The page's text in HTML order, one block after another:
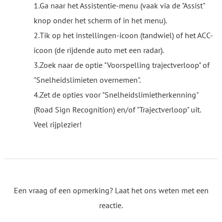
1.Ga naar het Assistentie-menu (vaak via de "Assist"
knop onder het scherm of in het menu).
2.Tik op het instellingen-icoon (tandwiel) of het ACC-
icoon (de rijdende auto met een radar).
3.Zoek naar de optie "Voorspelling trajectverloop" of
"Snelheidslimieten overnemen".
4.Zet de opties voor "Snelheidslimietherkenning"
(Road Sign Recognition) en/of "Trajectverloop" uit.
Veel rijplezier!
Een vraag of een opmerking? Laat het ons weten met een
reactie.